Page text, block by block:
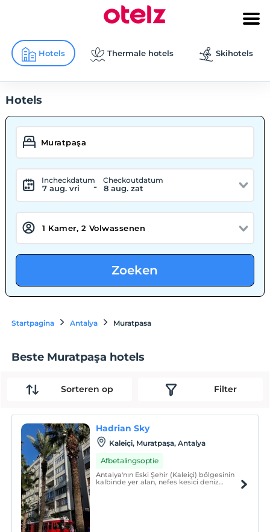
Hotels Thermale hotels Skihotels
Hotels
Incheckdatum
7 aug. vri -
Checkoutdatum
8 aug. zat
Zoeken
Startpagina Antalya Muratpasa
Beste Muratpaşa hotels
Sorteren op Filter
Hadrian Sky
Kaleiçi, Muratpaşa, Antalya
Afbetalingsoptie
Antalya'nın Eski Şehir (Kaleiçi) bölgesinin
kalbinde yer alan, nefes kesici deniz